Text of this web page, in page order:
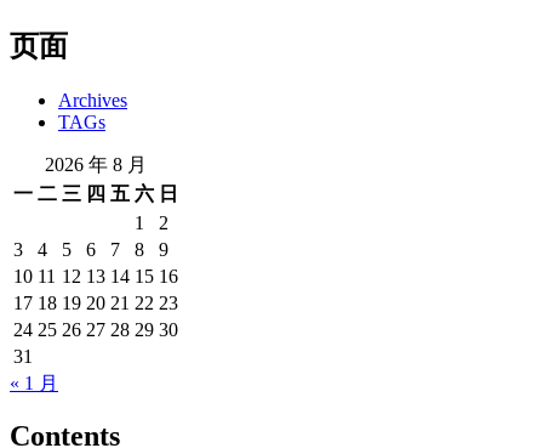
页面
Archives
TAGs
2026 年 8 月
一 二 三 四 五 六 日
1
2
3
4 5 6 7 8
9
10 11 12 13 14 15 16
17 18 19 20 21 22 23
24 25 26 27 28 29 30
31
« 1 月
Contents